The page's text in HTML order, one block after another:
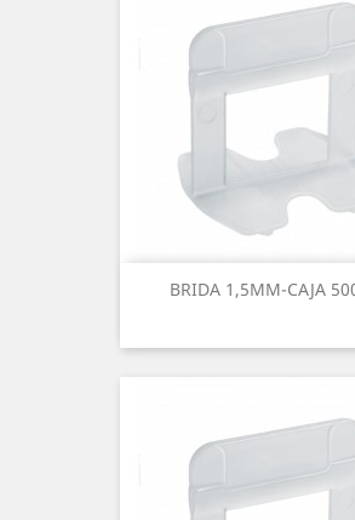
BRIDA 1,5MM-CAJA